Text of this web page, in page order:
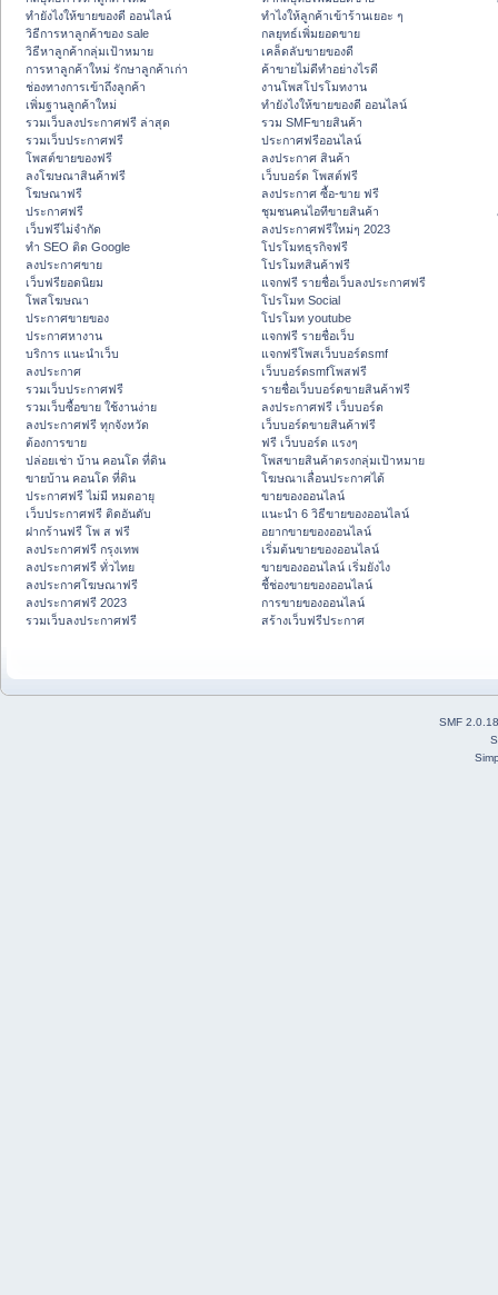
ทํายังไงให้ขายของดี ออนไลน์
วิธีการหาลูกค้าของ sale
วิธีหาลูกค้ากลุ่มเป้าหมาย
การหาลูกค้าใหม่ รักษาลูกค้าเก่า
ช่องทางการเข้าถึงลูกค้า
เพิ่มฐานลูกค้าใหม่
รวมเว็บลงประกาศฟรี ล่าสุด
รวมเว็บประกาศฟรี
โพสต์ขายของฟรี
ลงโฆษณาสินค้าฟรี
โฆษณาฟรี
ประกาศฟรี
เว็บฟรีไม่จำกัด
ทำ SEO ติด Google
ลงประกาศขาย
เว็บฟรียอดนิยม
โพสโฆษณา
ประกาศขายของ
ประกาศหางาน
บริการ แนะนำเว็บ
ลงประกาศ
รวมเว็บประกาศฟรี
รวมเว็บซื้อขาย ใช้งานง่าย
ลงประกาศฟรี ทุกจังหวัด
ต้องการขาย
ปล่อยเช่า บ้าน คอนโด ที่ดิน
ขายบ้าน คอนโด ที่ดิน
ประกาศฟรี ไม่มี หมดอายุ
เว็บประกาศฟรี ติดอันดับ
ฝากร้านฟรี โพ ส ฟรี
ลงประกาศฟรี กรุงเทพ
ลงประกาศฟรี ทั่วไทย
ลงประกาศโฆษณาฟรี
ลงประกาศฟรี 2023
รวมเว็บลงประกาศฟรี
ทําไงให้ลูกค้าเข้าร้านเยอะ ๆ
กลยุทธ์เพิ่มยอดขาย
เคล็ดลับขายของดี
ค้าขายไม่ดีทำอย่างไรดี
งานโพสโปรโมทงาน
ทํายังไงให้ขายของดี ออนไลน์
รวม SMFขายสินค้า
ประกาศฟรีออนไลน์
ลงประกาศ สินค้า
เว็บบอร์ด โพสต์ฟรี
ลงประกาศ ซื้อ-ขาย ฟรี
ชุมชนคนไอทีขายสินค้า
ลงประกาศฟรีใหม่ๆ 2023
โปรโมทธุรกิจฟรี
โปรโมทสินค้าฟรี
แจกฟรี รายชื่อเว็บลงประกาศฟรี
โปรโมท Social
โปรโมท youtube
แจกฟรี รายชื่อเว็บ
แจกฟรีโพสเว็บบอร์ดsmf
เว็บบอร์ดsmfโพสฟรี
รายชื่อเว็บบอร์ดขายสินค้าฟรี
ลงประกาศฟรี เว็บบอร์ด
เว็บบอร์ดขายสินค้าฟรี
ฟรี เว็บบอร์ด แรงๆ
โพสขายสินค้าตรงกลุ่มเป้าหมาย
โฆษณาเลื่อนประกาศได้
ขายของออนไลน์
แนะนำ 6 วิธีขายของออนไลน์
อยากขายของออนไลน์
เริ่มต้นขายของออนไลน์
ขายของออนไลน์ เริ่มยังไง
ชี้ช่องขายของออนไลน์
การขายของออนไลน์
สร้างเว็บฟรีประกาศ
SMF 2.0.18